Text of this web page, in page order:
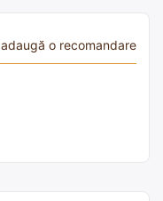
adaugă o recomandare